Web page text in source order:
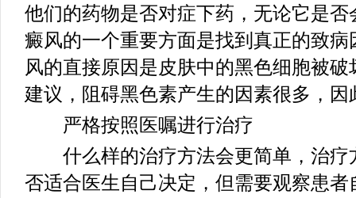
他们的药物是否对症下药，无论它是
癜风的一个重要方面是找到真正的致
风的直接原因是皮肤中的黑色细胞被
建议，阻碍黑色素产生的因素很多，
严格按照医嘱进行治疗
什么样的治疗方法会更简单，治疗
否适合医生自己决定，但需要观察患